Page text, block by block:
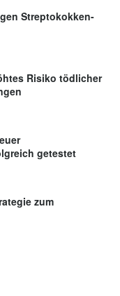
Streptokokken-
Risiko tödlicher
getestet
zum